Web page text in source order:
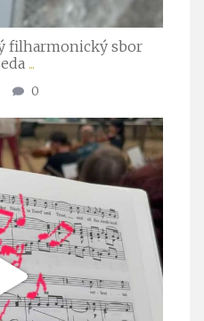
filharmonický sbor
...
0
Juli 23